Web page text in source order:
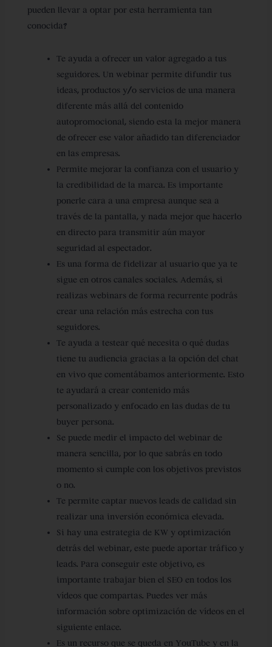
pueden llevar a optar por esta herramienta tan
conocida?
Te ayuda a ofrecer un valor agregado a tus
seguidores. Un webinar permite difundir tus
ideas, productos y/o servicios de una manera
diferente más allá del contenido
autopromocional, siendo esta la mejor manera
de ofrecer ese valor añadido tan diferenciador
en las empresas.
Permite mejorar la confianza con el usuario y
la credibilidad de la marca. Es importante
ponerle cara a una empresa aunque sea a
través de la pantalla, y nada mejor que hacerlo
en directo para transmitir aún mayor
seguridad al espectador.
Es una forma de fidelizar al usuario que ya te
sigue en otros canales sociales. Además, si
realizas webinars de forma recurrente podrás
crear una relación más estrecha con tus
seguidores.
Te ayuda a testear qué necesita o qué dudas
tiene tu audiencia gracias a la opción del chat
en vivo que comentábamos anteriormente. Esto
te ayudará a crear contenido más
personalizado y enfocado en las dudas de tu
buyer persona.
Se puede medir el impacto del webinar de
manera sencilla, por lo que sabrás en todo
momento si cumple con los objetivos previstos
o no.
Te permite captar nuevos leads de calidad sin
realizar una inversión económica elevada.
Si hay una estrategia de KW y optimización
detrás del webinar, este puede aportar tráfico y
leads. Para conseguir este objetivo, es
importante trabajar bien el SEO en todos los
vídeos que compartas. Puedes ver más
información sobre optimización de vídeos en el
siguiente enlace.
Es un recurso que se queda en YouTube y en la